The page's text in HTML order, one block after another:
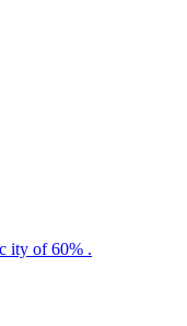
ity of 60% .